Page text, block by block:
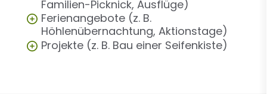
Familien-Picknick, Ausflüge)
Ferienangebote (z. B.
Höhlenübernachtung, Aktionstage)
Projekte (z. B. Bau einer Seifenkiste)